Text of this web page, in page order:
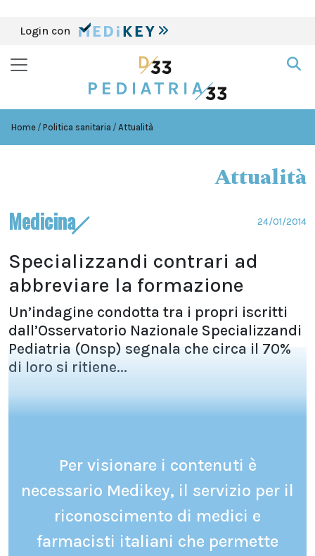
Login con
Home Politica sanitaria Attualità
Attualità
Medicina 24/01/2014
Specializzandi contrari ad
abbreviare la formazione
Un’indagine condotta tra i propri iscritti
dall’Osservatorio Nazionale Specializzandi
Pediatria (Onsp) segnala che circa il 70%
di loro si ritiene...
Per visionare i contenuti è
necessario Medikey, il servizio per il
riconoscimento di medici e
farmacisti italiani che permette